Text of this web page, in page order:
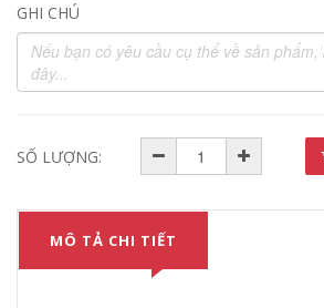
GHI CHÚ
SỐ LƯỢNG:
MÔ TẢ CHI TIẾT